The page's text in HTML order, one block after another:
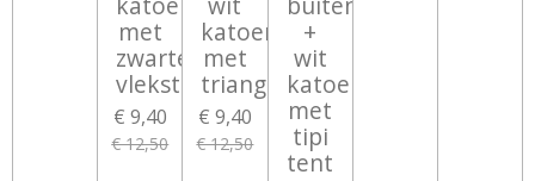
met
zwarte
vlekstippen
€ 9,40
€ 12,50
katoen
met
triangel
€ 9,40
€ 12,50
+
wit
katoen
met
tipi
tent